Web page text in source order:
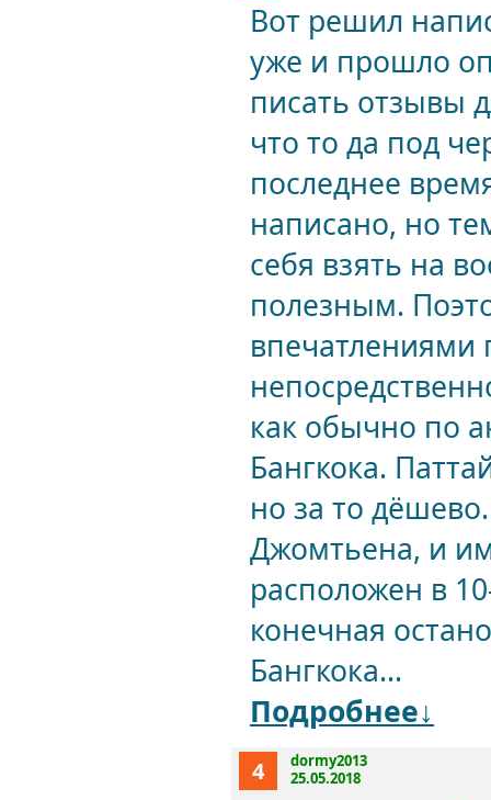
Вот решил
уже и прошло
писать отзывы
что то да под
последнее
написано, но
себя взять на
полезным.
впечатлениями
как обычно по
Бангкока.
но за то
Джомтьена, и
расположен в
конечная
Бангкока...
Подробнее↓
4
dormy2013
25.05.2018